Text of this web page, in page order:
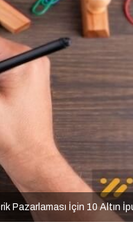
Pazarlaması İçin 10 Altın